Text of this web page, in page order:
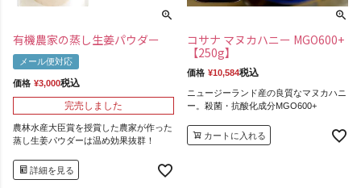
有機農家の蒸し生姜パウダー
メール便対応
価格 ¥3,000税込
完売しました
農林水産大臣賞を授賞した農家が作った
蒸し生姜パウダーは温め効果抜群！
詳細を見る
コサナ マヌカハニー MGO600+
【250g】
価格 ¥10,584税込
ニュージーランド産の良質なマヌカハニ
ー。殺菌・抗酸化成分MGO600+
カートに入れる